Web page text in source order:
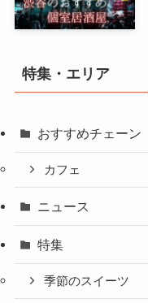
特集・エリア
おすすめチェーン
カフェ
ニュース
特集
季節のスイーツ